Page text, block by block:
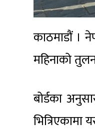
काठमाडौं ।
महिनाको
बोर्डका